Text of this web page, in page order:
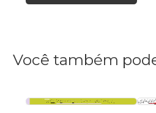
Você também